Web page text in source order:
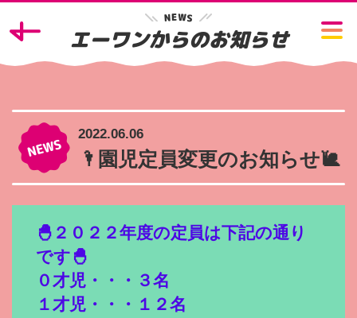
NEWS
エーワンからのお知らせ
2022.06.06
🌂園児定員変更のお知らせ🐌
🐣２０２２年度の定員は下記の通り
です🐣
０才児・・・３名
１才児・・・１２名